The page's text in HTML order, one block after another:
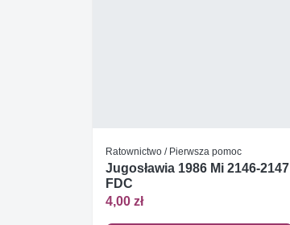
Ratownictwo / Pierwsza pomoc
Jugosławia 1986 Mi 2146-2147
FDC
4,00 zł